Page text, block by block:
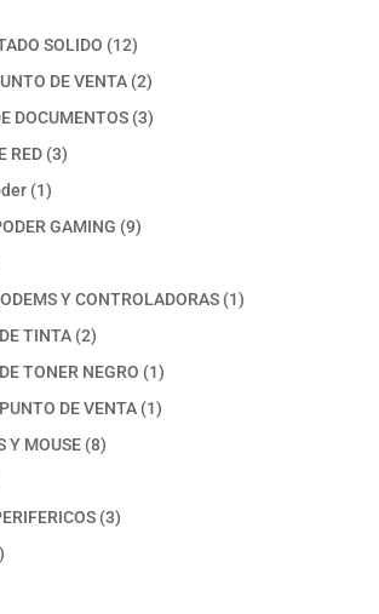
SOLIDO 1212
productos
DE VENTA 22
productos
DOCUMENTOS 33
RED 33
11
producto
GAMING 99
Y CONTROLADORAS 11
TINTA 22
productos
TONER NEGRO 11
producto
DE VENTA 11
Y MOUSE 88
33